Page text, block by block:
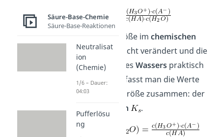
Da sich diese Größe imchemischen
Gleichgewicht
nicht verändert und die
Konzentration
desWassers praktisch
konstantbleibt, fasst man die Werte
zu einer neuen Größe zusammen: der
Säurekonstanten
.
Säure-Base-Chemie
Säure-Base-Reaktionen
Neutralisat
ion
(Chemie)
1/6 – Dauer:
04:03
Pufferlösu
ng